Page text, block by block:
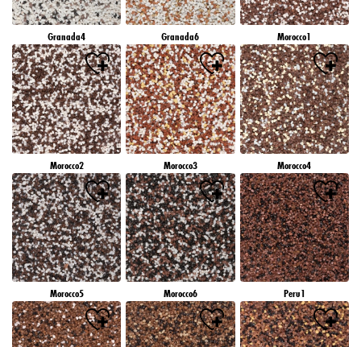
Granada4 Granada6 Morocco1
Morocco2 Morocco3 Morocco4
Morocco5 Morocco6 Peru1